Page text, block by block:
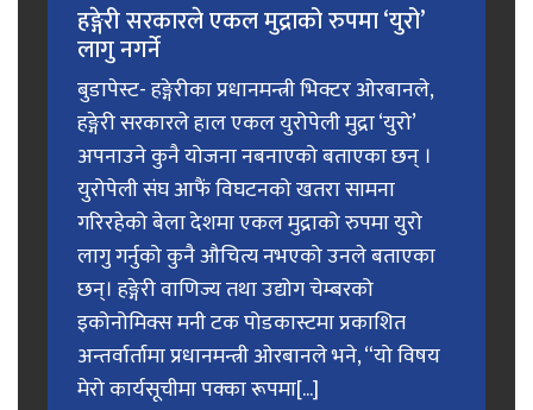
हङ्गेरी सरकारले एकल मुद्राको रुपमा ‘युरो’
लागु नगर्ने
बुडापेस्ट- हङ्गेरीका प्रधानमन्त्री भिक्टर ओरबानले,
हङ्गेरी सरकारले हाल एकल युरोपेली मुद्रा ‘युरो’
अपनाउने कुनै योजना नबनाएको बताएका छन् ।
युरोपेली संघ आफैं विघटनको खतरा सामना
गरिरहेको बेला देशमा एकल मुद्राको रुपमा युरो
लागु गर्नुको कुनै औचित्य नभएको उनले बताएका
छन्। हङ्गेरी वाणिज्य तथा उद्योग चेम्बरको
इकोनोमिक्स मनी टक पोडकास्टमा प्रकाशित
अन्तर्वार्तामा प्रधानमन्त्री ओरबानले भने, “यो विषय
मेरो कार्यसूचीमा पक्का रूपमा[...]